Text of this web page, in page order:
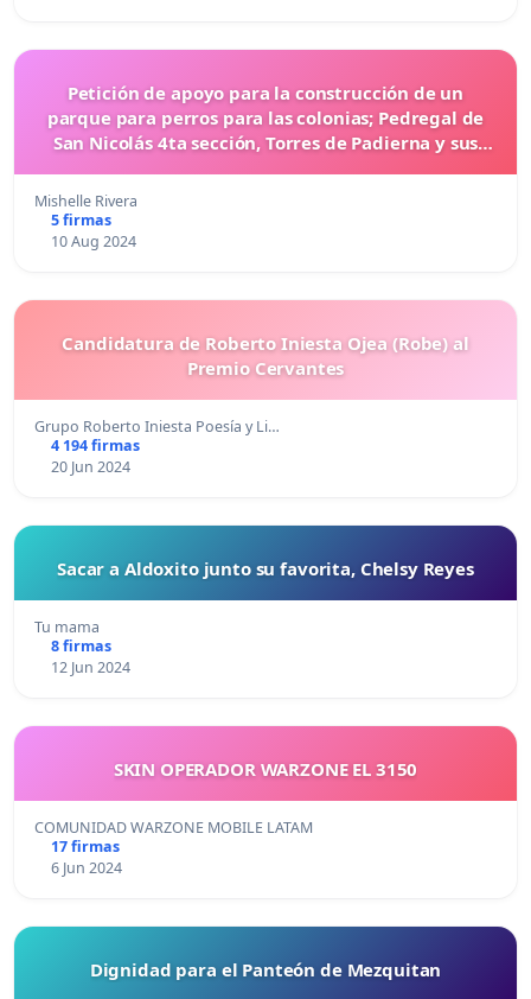
Petición de apoyo para la construcción de un
parque para perros para las colonias; Pedregal de
San Nicolás 4ta sección, Torres de Padierna y sus
Mishelle Rivera
5 firmas
10 Aug 2024
Candidatura de Roberto Iniesta Ojea (Robe) al
Premio Cervantes
Grupo Roberto Iniesta Poesía y Li…
4 194 firmas
20 Jun 2024
Sacar a Aldoxito junto su favorita, Chelsy Reyes
Tu mama
8 firmas
12 Jun 2024
SKIN OPERADOR WARZONE EL 3150
COMUNIDAD WARZONE MOBILE LATAM
17 firmas
6 Jun 2024
Dignidad para el Panteón de Mezquitan